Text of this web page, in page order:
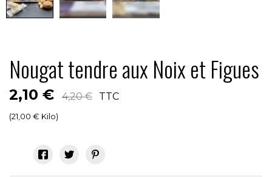
Nougat tendre aux Noix et Figues
2,10 €
(21,00 € Kilo)
4,20 € TTC